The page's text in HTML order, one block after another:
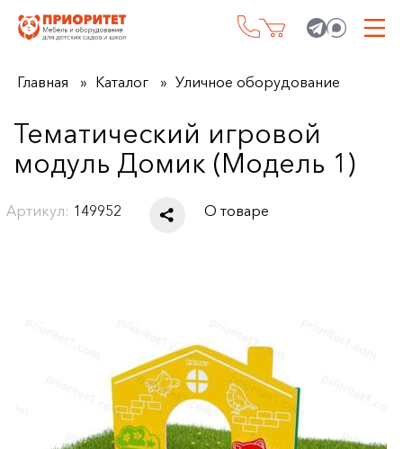
Главная Каталог Уличное оборудование
Тематический игровой
модуль Домик (Модель 1)
Артикул: 149952 О товаре